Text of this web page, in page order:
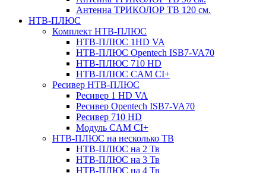
Антенна ТРИКОЛОР ТВ 120 см.
НТВ-ПЛЮС
Комплект НТВ-ПЛЮС
НТВ-ПЛЮС 1HD VA
НТВ-ПЛЮС Opentech ISB7-VA70
НТВ-ПЛЮС 710 HD
НТВ-ПЛЮС CAM CI+
Ресивер НТВ-ПЛЮС
Ресивер 1 HD VA
Ресивер Opentech ISB7-VA70
Ресивер 710 HD
Модуль CAM CI+
НТВ-ПЛЮС на несколько ТВ
НТВ-ПЛЮС на 2 Тв
НТВ-ПЛЮС на 3 Тв
НТВ-ПЛЮС на 4 Тв